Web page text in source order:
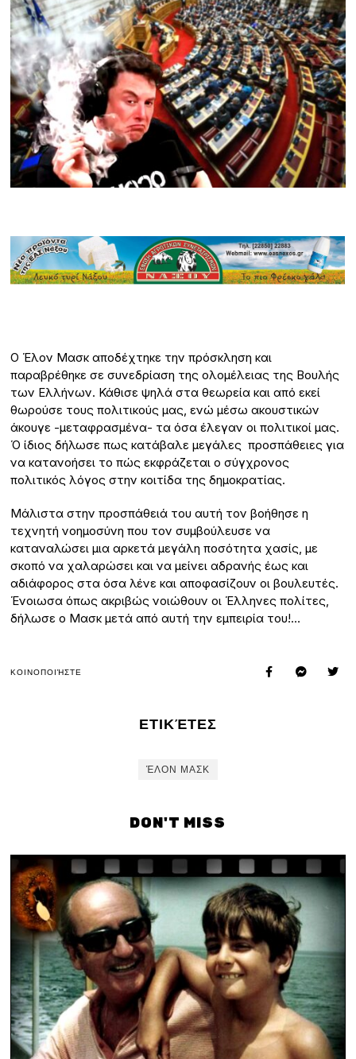
O Έλον Μασκ αποδέχτηκε την πρόσκληση και
παραβρέθηκε σε συνεδρίαση της ολομέλειας της Βουλής
των Ελλήνων. Κάθισε ψηλά στα θεωρεία και από εκεί
θωρούσε τους πολιτικούς μας, ενώ μέσω ακουστικών
άκουγε -μεταφρασμένα- τα όσα έλεγαν οι πολιτικοί μας.
Ό ίδιος δήλωσε πως κατάβαλε μεγάλες προσπάθειες για
να κατανοήσει το πώς εκφράζεται ο σύγχρονος
πολιτικός λόγος στην κοιτίδα της δημοκρατίας.
Μάλιστα στην προσπάθειά του αυτή τον βοήθησε η
τεχνητή νοημοσύνη που τον συμβούλευσε να
καταναλώσει μια αρκετά μεγάλη ποσότητα χασίς, με
σκοπό να χαλαρώσει και να μείνει αδρανής έως και
αδιάφορος στα όσα λένε και αποφασίζουν οι βουλευτές.
Ένοιωσα όπως ακριβώς νοιώθουν οι Έλληνες πολίτες,
δήλωσε ο Μασκ μετά από αυτή την εμπειρία του!…
ΚΟΙΝΟΠΟΙΉΣΤΕ
ΕΤΙΚΈΤΕΣ
ΈΛΟΝ ΜΑΣΚ
DON'T MISS